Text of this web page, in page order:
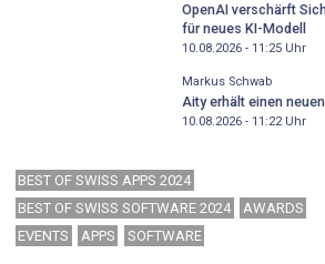
OpenAI verschärft
für neues KI-Modell
10.08.2026 - 11:25Uhr
Markus Schwab
Aity erhält einen neuen
10.08.2026 - 11:22Uhr
BEST OF SWISS APPS 2024
BEST OF SWISS SOFTWARE 2024
AWARDS
EVENTS
APPS SOFTWARE